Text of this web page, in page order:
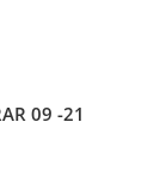
09 -21